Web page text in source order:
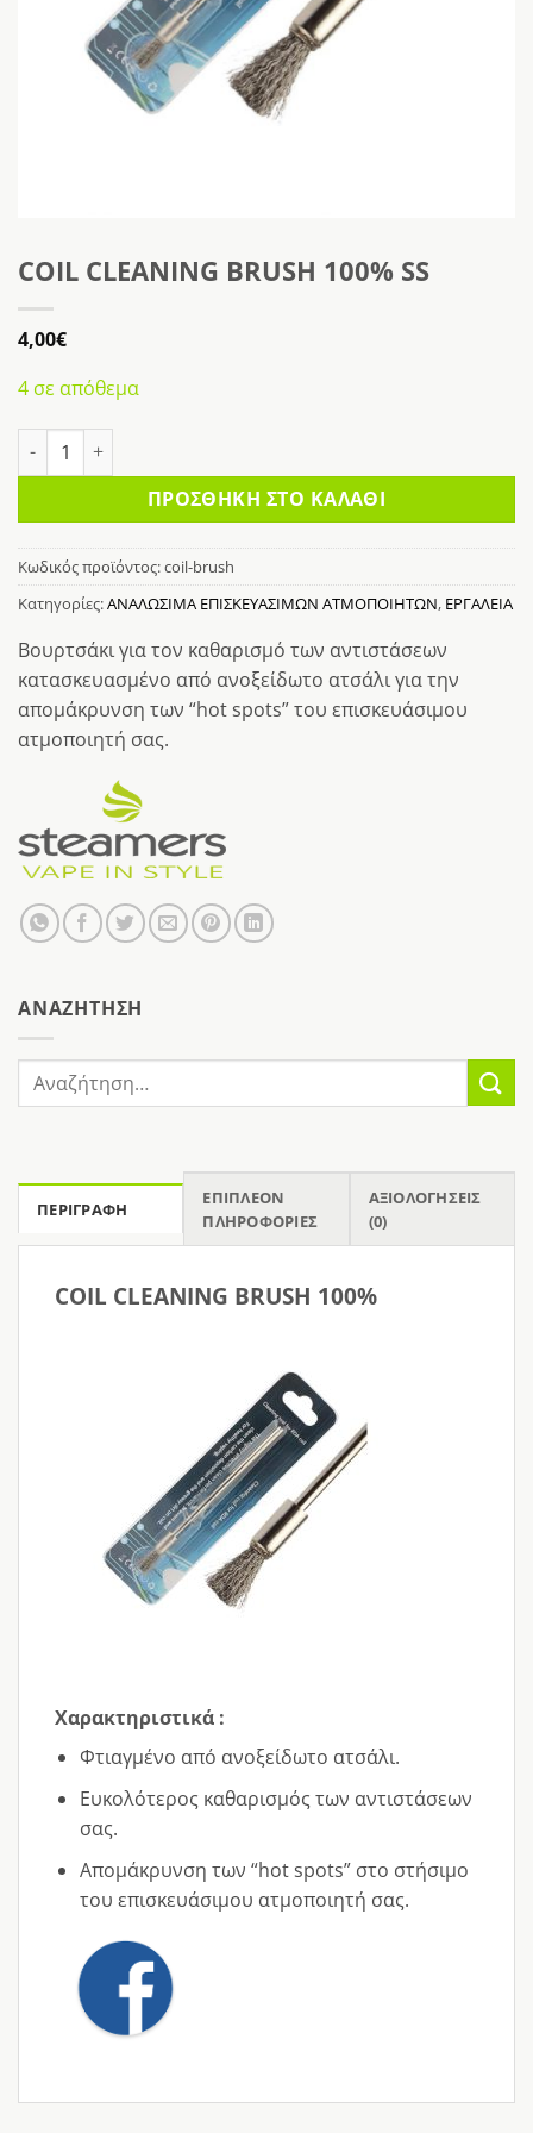
COIL CLEANING BRUSH 100% SS
4,00€
4 σε απόθεμα
ΠΡΟΣΘΉΚΗ ΣΤΟ ΚΑΛΆΘΙ
Κωδικός προϊόντος:coil-brush
Κατηγορίες:ΑΝΑΛΩΣΙΜΑ ΕΠΙΣΚΕΥΑΣΙΜΩΝ ΑΤΜΟΠΟΙΗΤΩΝ, ΕΡΓΑΛΕΙΑ
Βουρτσάκι για τον καθαρισμό των αντιστάσεων
κατασκευασμένο από ανοξείδωτο ατσάλι για την
απομάκρυνση των “hot spots” του επισκευάσιμου
ατμοποιητή σας.
AΝΑΖΉΤΗΣΗ
Αναζήτηση
για:
ΠΕΡΙΓΡΑΦΉ
ΕΠΙΠΛΈΟΝ
ΠΛΗΡΟΦΟΡΊΕΣ
ΑΞΙΟΛΟΓΉΣΕΙΣ
(0)
COIL CLEANING BRUSH 100%
Χαρακτηριστικά :
Φτιαγμένο από ανοξείδωτο ατσάλι.
Ευκολότερος καθαρισμός των αντιστάσεων
σας.
Απομάκρυνση των “hot spots” στο στήσιμο
του επισκευάσιμου ατμοποιητή σας.